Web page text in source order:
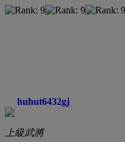
huhut6432gj
上級武將